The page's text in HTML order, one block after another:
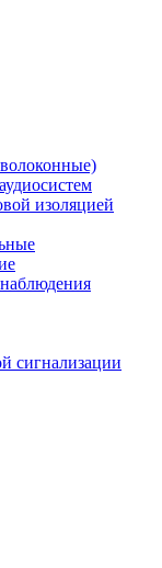
изоляцией
сигнализации